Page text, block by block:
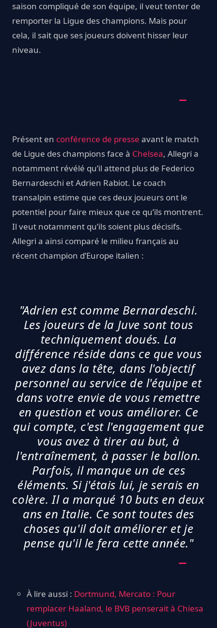
saison compliqué de son équipe, il veut tenter de
remporter la Ligue des champions. Mais pour
cela, il sait que ses joueurs doivent hisser leur
niveau.
Présent en conférence de presse avant le match
de Ligue des champions face à Chelsea, Allegri a
notamment révélé qu’il attend plus de Federico
Bernardeschi et Adrien Rabiot. Le coach
transalpin estime que ces deux joueurs ont le
potentiel pour faire mieux que ce qu’ils montrent.
Il veut notamment qu’ils soient plus décisifs.
Allegri a ainsi comparé le milieu français au
récent champion d’Europe italien :
"Adrien est comme Bernardeschi.
Les joueurs de la Juve sont tous
techniquement doués. La
différence réside dans ce que vous
avez dans la tête, dans l'objectif
personnel au service de l'équipe et
dans votre envie de vous remettre
en question et vous améliorer. Ce
qui compte, c'est l'engagement que
vous avez à tirer au but, à
l'entraînement, à passer le ballon.
Parfois, il manque un de ces
éléments. Si j'étais lui, je serais en
colère. Il a marqué 10 buts en deux
ans en Italie. Ce sont toutes des
choses qu'il doit améliorer et je
pense qu'il le fera cette année."
À lire aussi : Dortmund, Mercato : Pour
remplacer Haaland, le BVB penserait à Chiesa
(Juventus)